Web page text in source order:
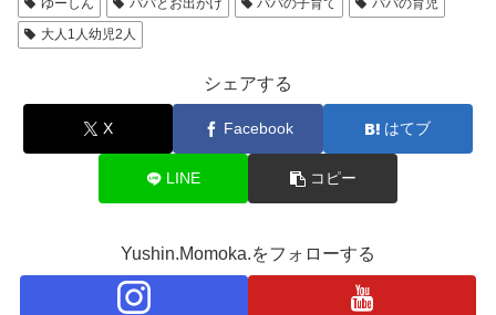
大人1人幼児2人
シェアする
X Facebook はてブ
LINE コピー
Yushin.Momoka.をフォローする